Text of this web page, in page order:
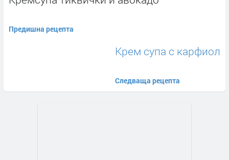
Предишна рецепта
Крем супа с карфиол
Следваща рецепта